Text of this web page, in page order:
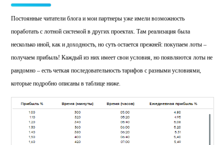
Постоянные читатели блога и мои партнеры уже имели возможность
поработать с лотной системой в других проектах. Там реализация была
несколько иной, как и доходность, но суть остается прежней: покупаем лоты –
получаем прибыль! Каждый из них имеет свои условия, но появляются лоты не
рандомно – есть четкая последовательность тарифов с разными условиями,
которые подробно описаны в таблице ниже.